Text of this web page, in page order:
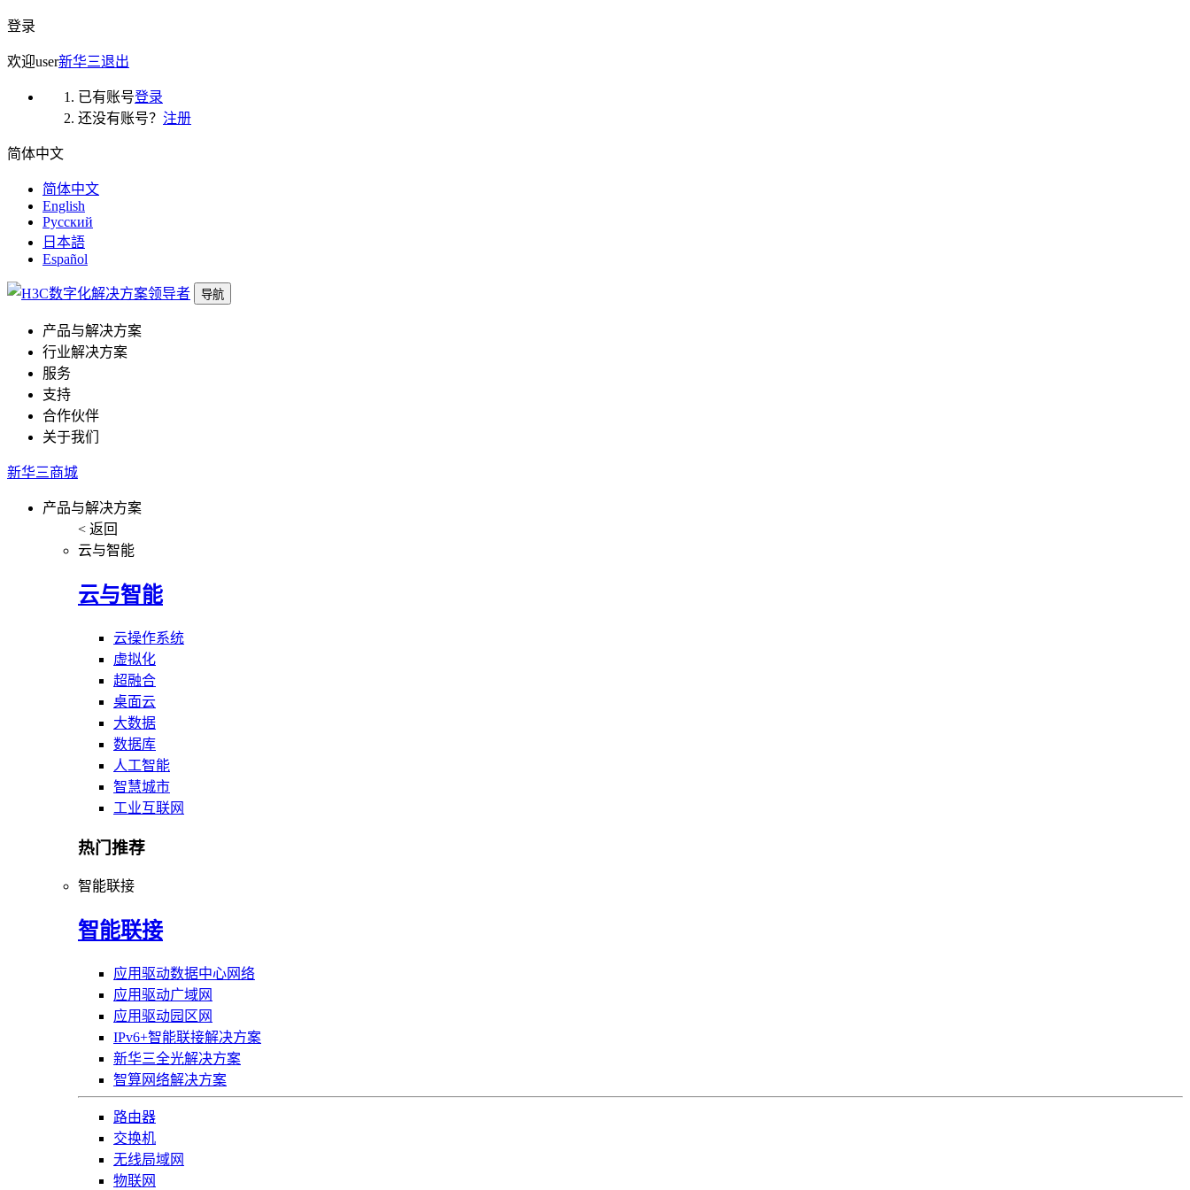
登录
欢迎user新华三退出
已有账号登录
还没有账号？ 注册
简体中文
简体中文
English
Русский
日本語
Español
导航
产品与解决方案
行业解决方案
服务
支持
合作伙伴
关于我们
新华三商城
产品与解决方案
< 返回
云与智能
云与智能
云操作系统
虚拟化
超融合
桌面云
大数据
数据库
人工智能
智慧城市
工业互联网
热门推荐
智能联接
智能联接
应用驱动数据中心网络
应用驱动广域网
应用驱动园区网
IPv6+智能联接解决方案
新华三全光解决方案
智算网络解决方案
路由器
交换机
无线局域网
物联网